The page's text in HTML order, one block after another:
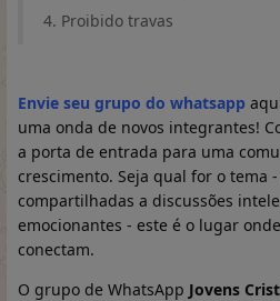
Proibido travas
Envie seu grupo do whatsapp
uma onda de novos integrantes!
a porta de entrada para uma
crescimento. Seja qual for o tema
compartilhadas a discussões
emocionantes - este é o lugar
conectam.
O grupo de WhatsApp Jovens